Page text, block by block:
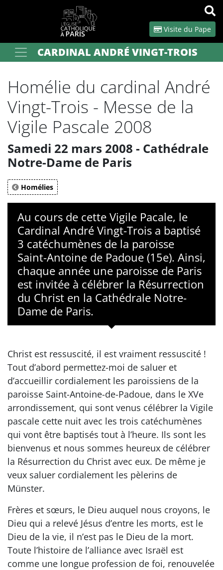
Visite du Pape
Votre recherche OK
CARDINAL ANDRÉ VINGT-TROIS
Homélie du cardinal André
Vingt-Trois - Messe de la
Vigile Pascale 2008
Samedi 22 mars 2008 - Cathédrale
Notre-Dame de Paris
Homélies
Au cours de cette Vigile Pacale, le
Cardinal André Vingt-Trois a baptisé
3 catéchumènes de la paroisse
Saint-Antoine de Padoue (15e). Ainsi,
chaque année une paroisse de Paris
est invitée à célébrer la Résurrection
du Christ en la Cathédrale Notre-
Dame de Paris.
Christ est ressuscité, il est vraiment ressuscité !
Tout d’abord permettez-moi de saluer et
d’accueillir cordialement les paroissiens de la
paroisse Saint-Antoine-de-Padoue, dans le XVe
arrondissement, qui sont venus célébrer la Vigile
pascale cette nuit avec les trois catéchumènes
qui vont être baptisés tout à l’heure. Ils sont les
bienvenus et nous sommes heureux de célébrer
la Résurrection du Christ avec eux. De même je
veux saluer cordialement les pèlerins de
Münster.
Frères et sœurs, le Dieu auquel nous croyons, le
Dieu qui a relevé Jésus d’entre les morts, est le
Dieu de la vie, il n’est pas le Dieu de la mort.
Toute l’histoire de l’alliance avec Israël est
comme une longue profession de foi, renouvelée
Panneau de gestion des cookies